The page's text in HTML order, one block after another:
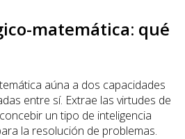
matemática: qué
aúna a dos capacidades
entre sí. Extrae las virtudes de
un tipo de inteligencia
la resolución de problemas.